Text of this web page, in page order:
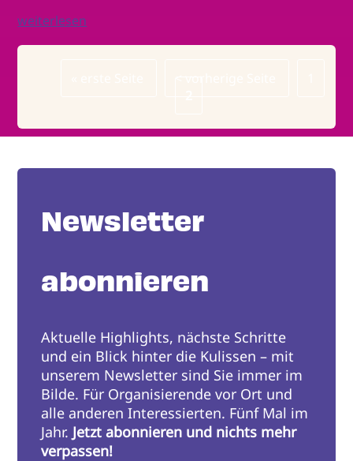
weiterlesen
Newsletter
abonnieren
Aktuelle Highlights, nächste Schritte
und ein Blick hinter die Kulissen – mit
unserem Newsletter sind Sie immer im
Bilde. Für Organisierende vor Ort und
alle anderen Interessierten. Fünf Mal im
Jahr. Jetzt abonnieren und nichts mehr
verpassen!